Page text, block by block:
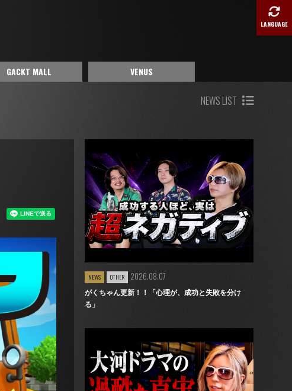
LANGUAGE
GACKT MALL VENUS
NEWS LIST
NEWS OTHER 2026.08.07
がくちゃん更新！！「心理が、成功と失敗を分け
る」